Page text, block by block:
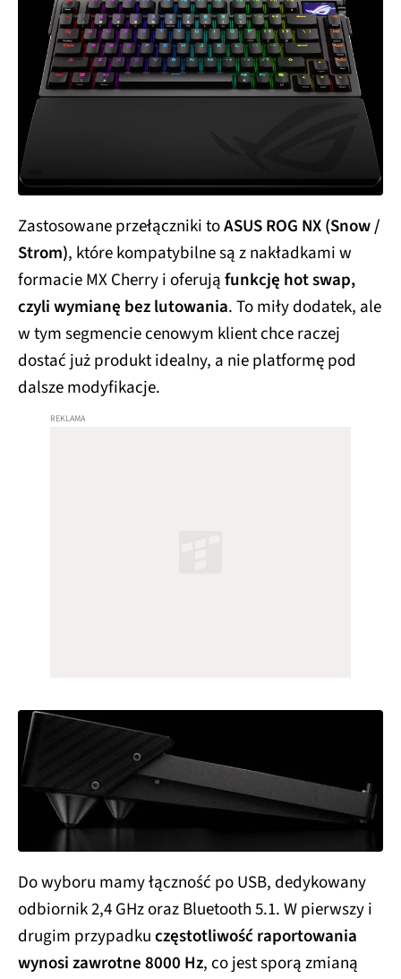
Zastosowane przełączniki toASUS ROG NX (Snow /
Strom), które kompatybilne są z nakładkami w
formacie MX Cherry i oferująfunkcję hot swap,
czyli wymianę bez lutowania. To miły dodatek, ale
w tym segmencie cenowym klient chce raczej
dostać już produkt idealny, a nie platformę pod
dalsze modyfikacje.
Do wyboru mamy łączność po USB, dedykowany
odbiornik 2,4 GHz oraz Bluetooth 5.1. W pierwszy i
drugim przypadkuczęstotliwość raportowania
wynosi zawrotne 8000 Hz, co jest sporą zmianą